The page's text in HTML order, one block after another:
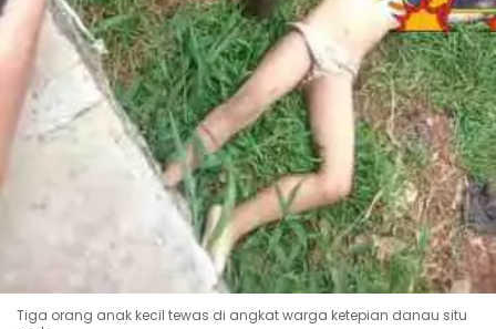
Tiga orang anak kecil tewas di angkat warga ketepian danau situ